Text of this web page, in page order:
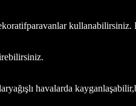
havalarda